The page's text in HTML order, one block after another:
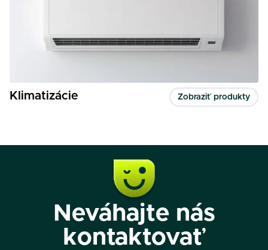
Klimatizácie Zobraziť produkty
Neváhajte nás
kontaktovať